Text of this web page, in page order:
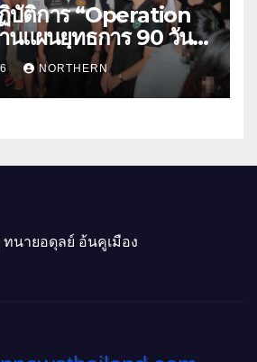
ติการ “Operation
นแผนยุทธการ 90 วัน
” ปราบปรามกวาดล้าง
นบันเทิง พบสารเสพติด
NORTHERN
นายอดุลย์ อ้นคูเมือง